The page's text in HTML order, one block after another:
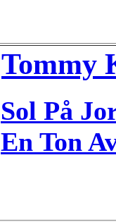
Tommy
Sol På
En Ton